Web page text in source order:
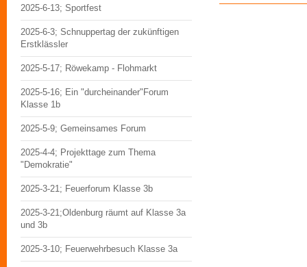
2025-6-13; Sportfest
2025-6-3; Schnuppertag der zukünftigen
Erstklässler
2025-5-17; Röwekamp - Flohmarkt
2025-5-16; Ein "durcheinander"Forum
Klasse 1b
2025-5-9; Gemeinsames Forum
2025-4-4; Projekttage zum Thema
"Demokratie"
2025-3-21; Feuerforum Klasse 3b
2025-3-21;Oldenburg räumt auf Klasse 3a
und 3b
2025-3-10; Feuerwehrbesuch Klasse 3a